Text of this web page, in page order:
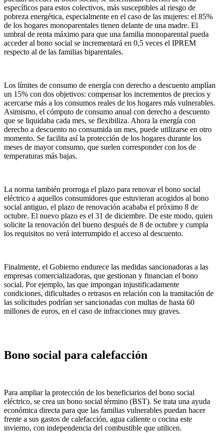
específicos para estos colectivos, más susceptibles al riesgo de
pobreza energética, especialmente en el caso de las mujeres: el 85%
de los hogares monoparentales tienen delante de una madre. El
umbral de renta máximo para que una familia monoparental pueda
acceder al bono social se incrementará en 0,5 veces el IPREM
respecto al de las familias biparentales.
Los límites de consumo de energía con derecho a descuento amplían
un 15% con dos objetivos: compensar los incrementos de precios y
acercarse más a los consumos reales de los hogares más vulnerables.
Asimismo, el cómputo de consumo anual con derecho a descuento
que se liquidaba cada mes, se flexibiliza. Ahora la energía con
derecho a descuento no consumida un mes, puede utilizarse en otro
momento. Se facilita así la protección de los hogares durante los
meses de mayor consumo, que suelen corresponder con los de
temperaturas más bajas.
La norma también prorroga el plazo para renovar el bono social
eléctrico a aquellos consumidores que estuvieran acogidos al bono
social antiguo, el plazo de renovación acababa el próximo 8 de
octubre. El nuevo plazo es el 31 de diciembre. De este modo, quien
solicite la renovación del bueno después de 8 de octubre y cumpla
los requisitos no verá interrumpido el acceso al descuento.
Finalmente, el Gobierno endurece las medidas sancionadoras a las
empresas comercializadoras, que gestionan y financian el bono
social. Por ejemplo, las que impongan injustificadamente
condiciones, dificultades o retrasos en relación con la tramitación de
las solicitudes podrían ser sancionadas con multas de hasta 60
millones de euros, en el caso de infracciones muy graves.
Bono social para calefacción
Para ampliar la protección de los beneficiarios del bono social
eléctrico, se crea un bono social término (BST). Se trata una ayuda
económica directa para que las familias vulnerables puedan hacer
frente a sus gastos de calefacción, agua caliente o cocina este
invierno, con independencia del combustible que utilicen.